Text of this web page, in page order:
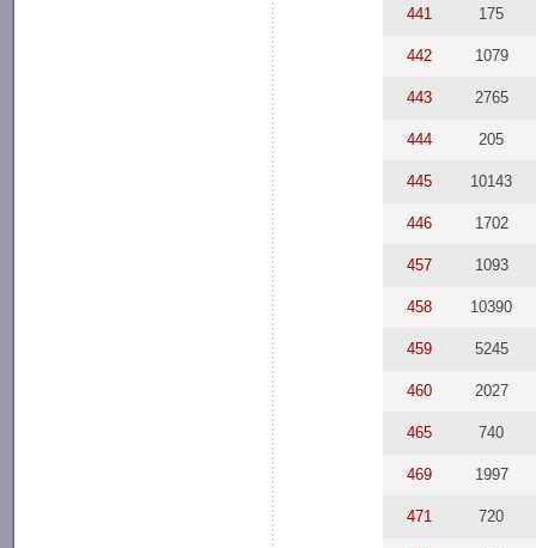
441 175
442 1079
443 2765
444 205
445 10143
446 1702
457 1093
458 10390
459 5245
460 2027
465 740
469 1997
471 720